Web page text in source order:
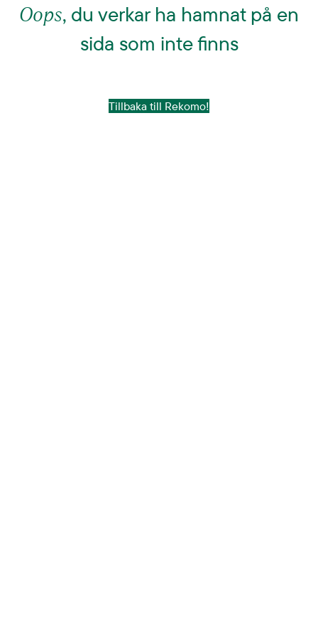
Oops, du verkar ha hamnat på en
sida som inte finns
Tillbaka till Rekomo!